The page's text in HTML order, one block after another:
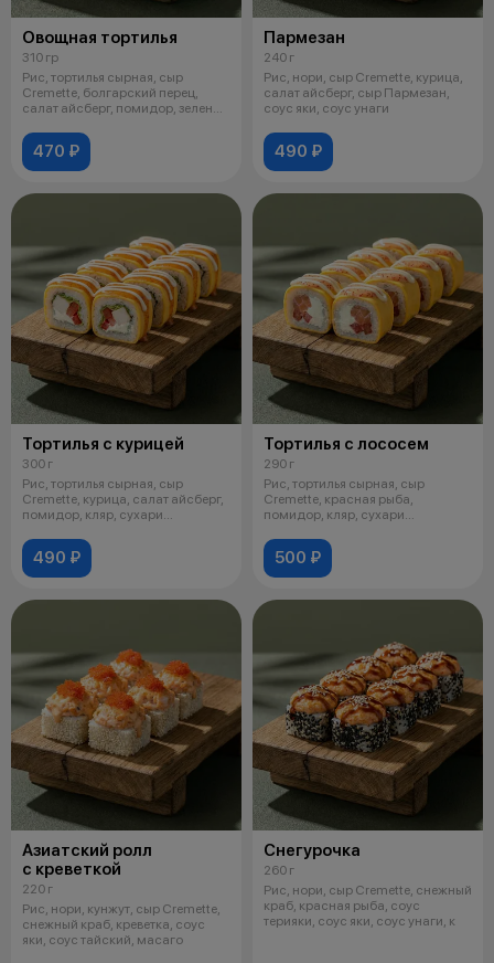
Овощная тортилья
310 гр
Рис, тортилья сырная, сыр
Cremette, болгарский перец,
салат айсберг, помидор, зеленый
470 ₽
Пармезан
240 г
Рис, нори, сыр Cremette, курица,
салат айсберг, сыр Пармезан,
соус яки, соус унаги
490 ₽
Тортилья с курицей
300 г
Рис, тортилья сырная, сыр
Cremette, курица, салат айсберг,
помидор, кляр, сухари
490 ₽
Тортилья с лососем
290 г
Рис, тортилья сырная, сыр
Cremette, красная рыба,
помидор, кляр, сухари
500 ₽
Азиатский ролл
с креветкой
220 г
Рис, нори, кунжут, сыр Cremette,
снежный краб, креветка, соус
яки, соус тайский, масаго
Снегурочка
260 г
Рис, нори, сыр Cremette, снежный
краб, красная рыба, соус
терияки, соус яки, соус унаги, к